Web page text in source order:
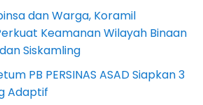
dan Warga, Koramil
Keamanan Wilayah Binaan
Siskamling
PB PERSINAS ASAD Siapkan 3
Adaptif